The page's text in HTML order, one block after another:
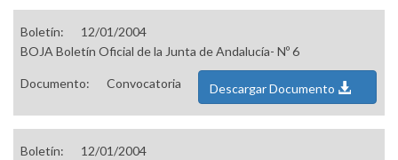
Boletín:
12/01/2004
BOJA Boletín Oficial de la Junta de Andalucía- Nº 6
Documento: Convocatoria Descargar Documento
Boletín:
12/01/2004